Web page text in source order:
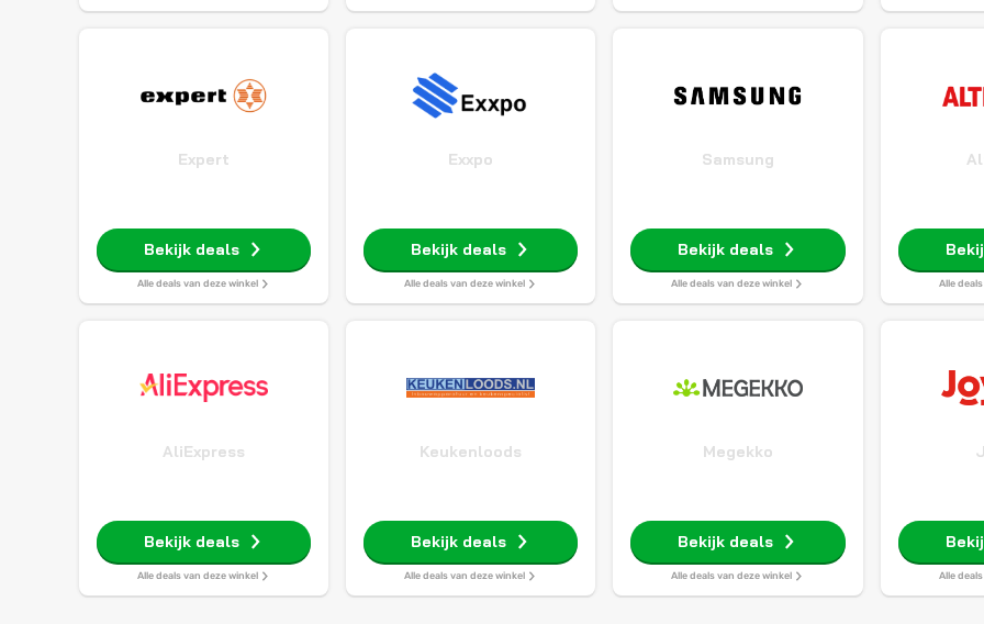
Expert
Bekijk deals
Alle deals van deze winkel
Exxpo
Bekijk deals
Alle deals van deze winkel
Samsung
Bekijk deals
Alle deals van deze winkel Alle
AliExpress
Bekijk deals
Alle deals van deze winkel
Keukenloods
Bekijk deals
Alle deals van deze winkel
Megekko
Bekijk deals
Alle deals van deze winkel Alle